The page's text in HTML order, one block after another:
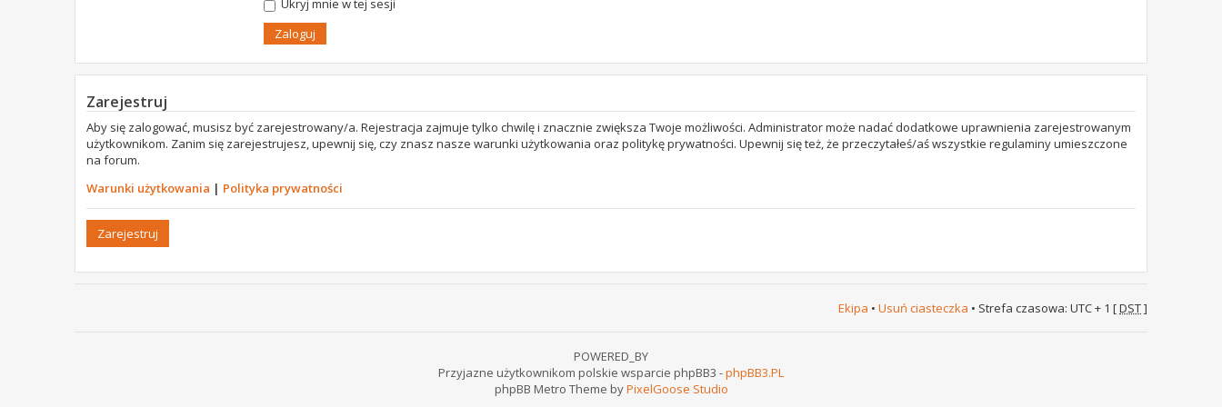
Ukryj mnie w tej sesji
Zarejestruj
Aby się zalogować, musisz być zarejestrowany/a. Rejestracja zajmuje tylko chwilę i znacznie zwiększa Twoje możliwości. Administrator może nadać dodatkowe uprawnienia zarejestrowanym
użytkownikom. Zanim się zarejestrujesz, upewnij się, czy znasz nasze warunki użytkowania oraz politykę prywatności. Upewnij się też, że przeczytałeś/aś wszystkie regulaminy umieszczone
na forum.
Warunki użytkowania | Polityka prywatności
Zarejestruj
Ekipa • Usuń ciasteczka • Strefa czasowa: UTC + 1 [DST]
POWERED_BY
Przyjazne użytkownikom polskie wsparcie phpBB3 -phpBB3.PL
phpBB Metro Theme byPixelGoose Studio